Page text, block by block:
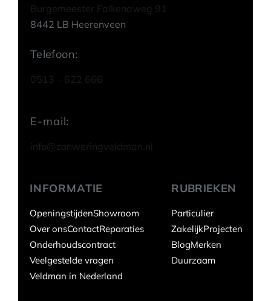
Burgemeester Falkenaweg 91
8442 LB Heerenveen
Telefoon:
0513 – 622 666
E-mail:
info@zonweringveldman.nl
RUBRIEKEN
Particulier
ZakelijkProjecten
BlogMerken
Duurzaam
INFORMATIE
OpeningstijdenShowroom
Over onsContactReparaties
Onderhoudscontract
Veelgestelde vragen
Veldman in Nederland